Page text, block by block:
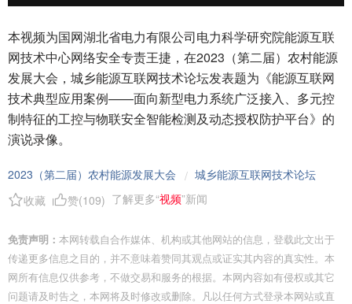
本视频为国网湖北省电力有限公司电力科学研究院能源互联
网技术中心网络安全专责王捷，在2023（第二届）农村能源
发展大会，城乡能源互联网技术论坛发表题为《能源互联网
技术典型应用案例——面向新型电力系统广泛接入、多元控
制特征的工控与物联安全智能检测及动态授权防护平台》的
演说录像。
2023（第二届）农村能源发展大会 / 城乡能源互联网技术论坛
收藏
赞(109) 了解更多“视频”新闻
免责声明： 本网转载自合作媒体、机构或其他网站的信息，登载此文出于
传递更多信息之目的，并不意味着赞同其观点或证实其内容的真实性。本
网所有信息仅供参考，不做交易和服务的根据。本网内容如有侵权或其它
问题请及时告之，本网将及时修改或删除。凡以任何方式登录本网站或直